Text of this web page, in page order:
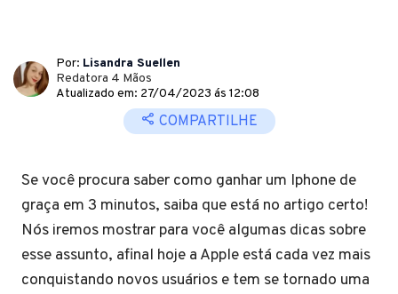
Por: Lisandra Suellen
Redatora 4 Mãos
Atualizado em: 27/04/2023 ás 12:08
COMPARTILHE
Se você procura saber como ganhar um Iphone de
graça em 3 minutos, saiba que está no artigo certo!
Nós iremos mostrar para você algumas dicas sobre
esse assunto, afinal hoje a Apple está cada vez mais
conquistando novos usuários e tem se tornado uma